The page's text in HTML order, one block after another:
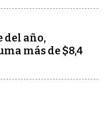
del año,
más de $8,4